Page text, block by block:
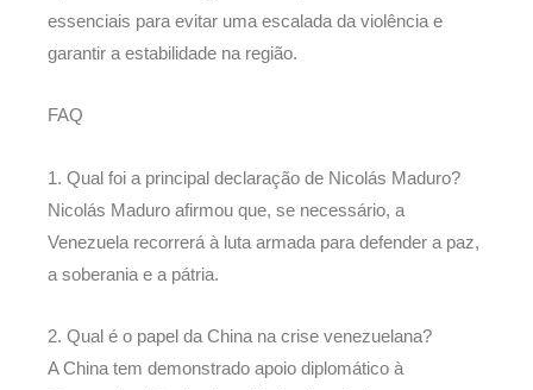
essenciais para evitar uma escalada da violência e
garantir a estabilidade na região.
FAQ
1. Qual foi a principal declaração de Nicolás Maduro?
Nicolás Maduro afirmou que, se necessário, a
Venezuela recorrerá à luta armada para defender a paz,
a soberania e a pátria.
2. Qual é o papel da China na crise venezuelana?
A China tem demonstrado apoio diplomático à